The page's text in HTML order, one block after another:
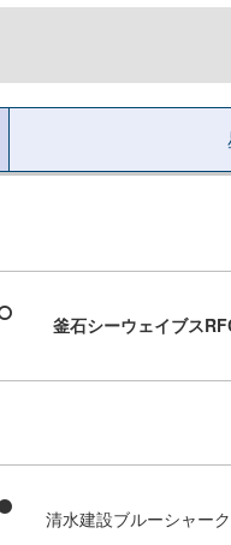
釜石シーウェイブス
清水建設ブルーシャー